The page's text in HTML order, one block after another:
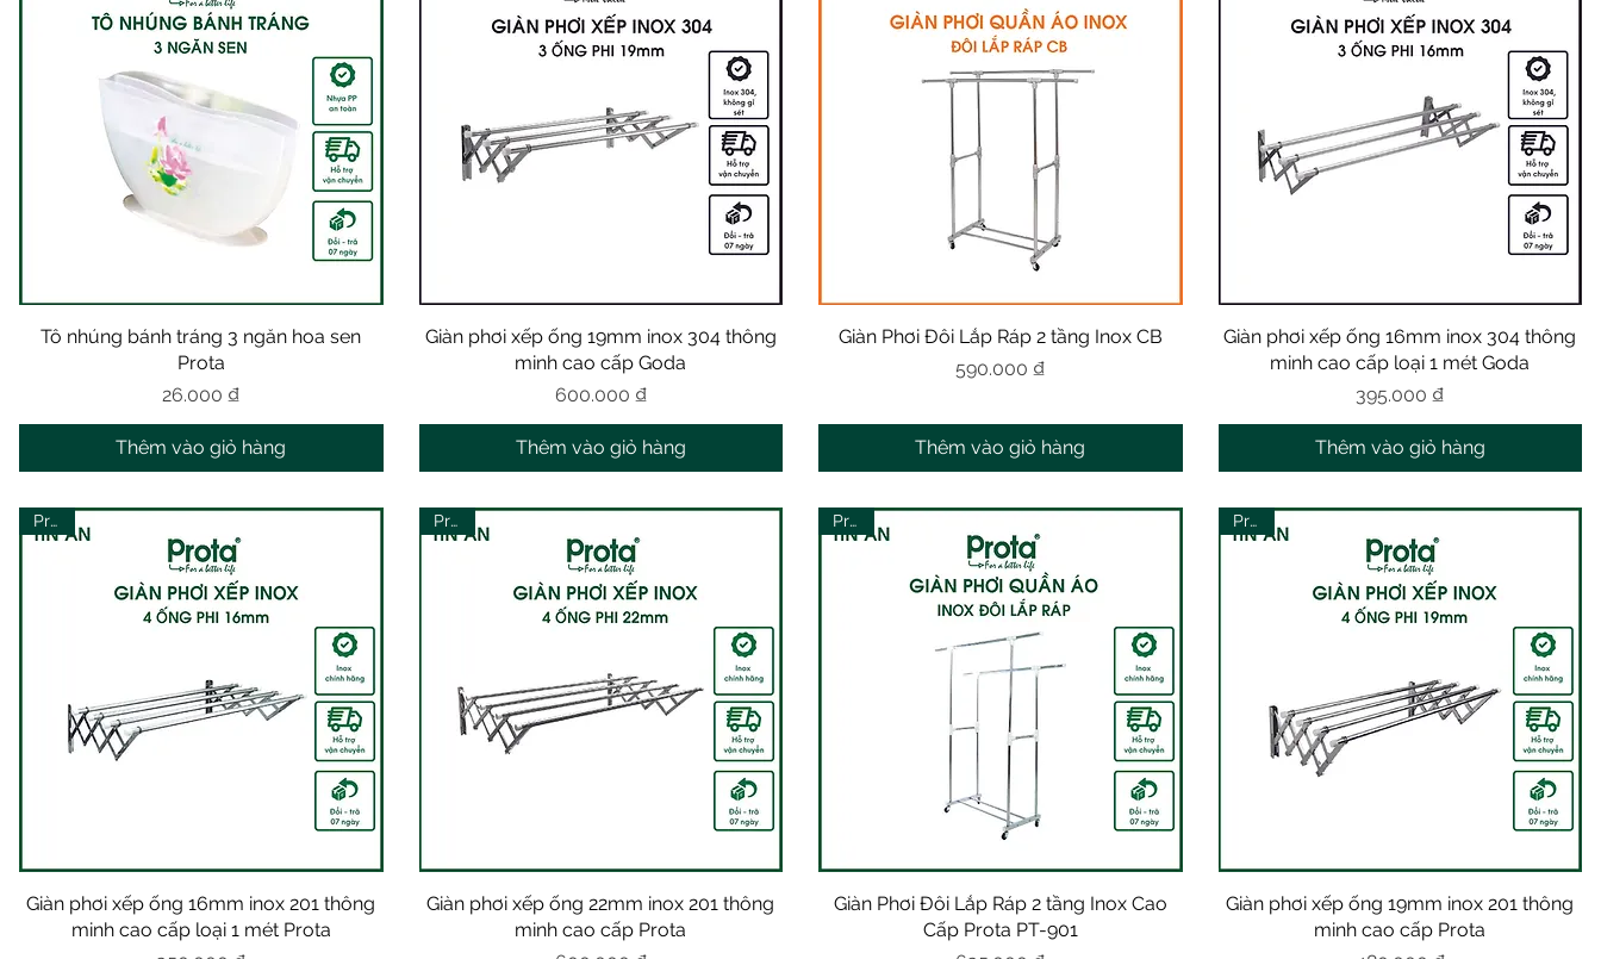
Xem nhanh
Tô nhúng bánh tráng 3 ngăn hoa sen
Prota
Giá
26.000 ₫
Thêm vào giỏ hàng
Xem nhanh
Giàn phơi xếp ống 19mm inox 304 thông
minh cao cấp Goda
Giá
600.000 ₫
Thêm vào giỏ hàng
Xem nhanh
Giàn Phơi Đôi Lắp Ráp 2 tầng Inox CB
Giá
590.000 ₫
Thêm vào giỏ hàng
Xem nhanh
Giàn phơi xếp ống 16mm inox 304 thông
minh cao cấp loại 1 mét Goda
Giá
395.000 ₫
Thêm vào giỏ hàng
Xem nhanh
Prota
Giàn phơi xếp ống 16mm inox 201 thông
minh cao cấp loại 1 mét Prota
Xem nhanh
Prota
Giàn phơi xếp ống 22mm inox 201 thông
minh cao cấp Prota
Xem nhanh
Prota
Giàn Phơi Đôi Lắp Ráp 2 tầng Inox Cao
Cấp Prota PT-901
Xem nhanh
Prota
Giàn phơi xếp ống 19mm inox 201 thông
minh cao cấp Prota